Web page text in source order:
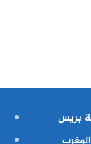
بريس